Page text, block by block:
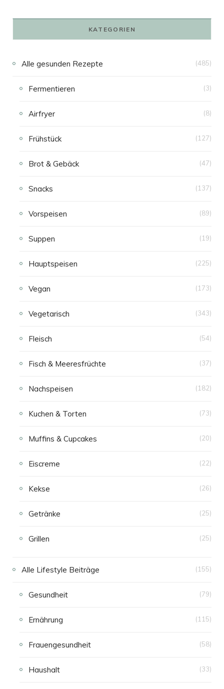
KATEGORIEN
Alle gesunden Rezepte (485)
Fermentieren (3)
Airfryer (8)
Frühstück (127)
Brot & Gebäck (47)
Snacks (137)
Vorspeisen (89)
Suppen (19)
Hauptspeisen (225)
Vegan (173)
Vegetarisch (343)
Fleisch (54)
Fisch & Meeresfrüchte (37)
Nachspeisen (182)
Kuchen & Torten (73)
Muffins & Cupcakes (20)
Eiscreme (22)
Kekse (26)
Getränke (25)
Grillen (25)
Alle Lifestyle Beiträge (155)
Gesundheit (79)
Ernährung (115)
Frauengesundheit (58)
Haushalt (33)